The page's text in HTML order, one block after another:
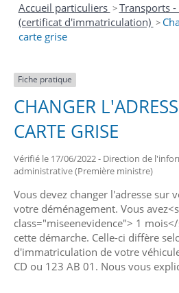
Accueil particuliers >Transports
(certificat d'immatriculation) >
carte grise
Fiche pratique
CHANGER
CARTE GRISE
Vérifié le 17/06/2022 - Direction de
administrative (Première ministre)
Vous devez changer l'adresse sur
votre déménagement. Vous
class="miseenevidence"> 1
cette démarche. Celle-ci diffère
d'immatriculation de votre
CD ou 123 AB 01. Nous vous